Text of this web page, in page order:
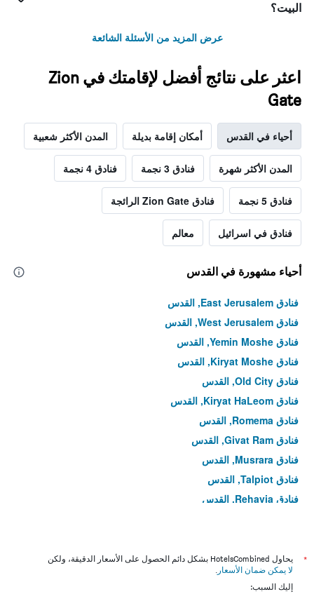
البيت؟
عرض المزيد من الأسئلة الشائعة
اعثر على نتائج أفضل لإقامتك في Zion
Gate
أحياء في القدس أمكان إقامة بديلة المدن الأكثر شعبية
المدن الأكثر شهرة فنادق 3 نجمة فنادق 4 نجمة
فنادق 5 نجمة فنادق Zion Gate الرائجة
فنادق في اسرائيل معالم
أحياء مشهورة في القدس
فنادق East Jerusalem, القدس
فنادق West Jerusalem, القدس
فنادق Yemin Moshe, القدس
فنادق Kiryat Moshe, القدس
فنادق Old City, القدس
فنادق Kiryat HaLeom, القدس
فنادق Romema, القدس
فنادق Givat Ram, القدس
فنادق Musrara, القدس
فنادق Talpiot, القدس
فنادق Rehavia, القدس
فنادق Talbiya, القدس
فنادق Russian Compound, القدس
*
يحاول HotelsCombined بشكل دائم الحصول على الأسعار الدقيقة، ولكن
لا يمكن ضمان الأسعار .
إليك السبب: